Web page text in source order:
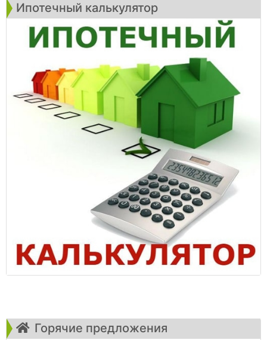
Ипотечный калькулятор
Горячие предложения